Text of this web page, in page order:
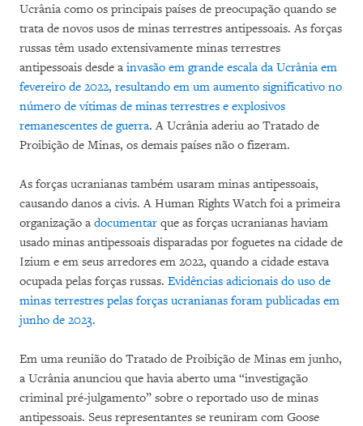
Ucrânia como os principais países de preocupação quando se
trata de novos usos de minas terrestres antipessoais. As forças
russas têm usado extensivamente minas terrestres
antipessoais desde a invasão em grande escala da Ucrânia em
fevereiro de 2022, resultando em um aumento significativo no
número de vítimas de minas terrestres e explosivos
remanescentes de guerra. A Ucrânia aderiu ao Tratado de
Proibição de Minas, os demais países não o fizeram.
As forças ucranianas também usaram minas antipessoais,
causando danos a civis. A Human Rights Watch foi a primeira
organização a documentar que as forças ucranianas haviam
usado minas antipessoais disparadas por foguetes na cidade de
Izium e em seus arredores em 2022, quando a cidade estava
ocupada pelas forças russas. Evidências adicionais do uso de
minas terrestres pelas forças ucranianas foram publicadas em
junho de 2023.
Em uma reunião do Tratado de Proibição de Minas em junho,
a Ucrânia anunciou que havia aberto uma “investigação
criminal pré-julgamento” sobre o reportado uso de minas
antipessoais. Seus representantes se reuniram com Goose